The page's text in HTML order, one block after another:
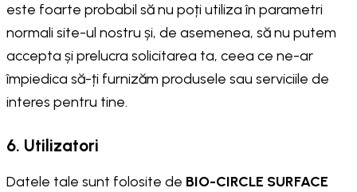
este foarte probabil să nu poți utiliza în parametri
normali site-ul nostru și, de asemenea, să nu putem
accepta și prelucra solicitarea ta, ceea ce ne-ar
împiedica să-ți furnizăm produsele sau serviciile de
interes pentru tine.
6. Utilizatori
Datele tale sunt folosite de BIO-CIRCLE SURFACE